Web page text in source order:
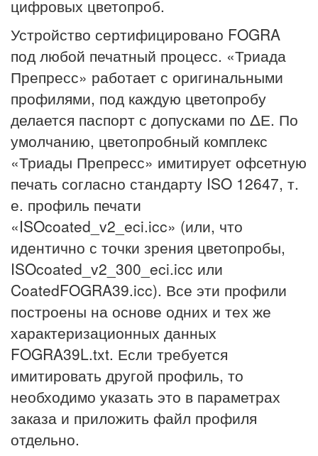
цифровых цветопроб.
Устройство сертифицировано FOGRA
под любой печатный процесс. «Триада
Препресс» работает с оригинальными
профилями, под каждую цветопробу
делается паспорт с допусками по ΔЕ. По
умолчанию, цветопробный комплекс
«Триады Препресс» имитирует офсетную
печать согласно стандарту ISO 12647, т.
е. профиль печати
«ISOcoated_v2_eci.icc» (или, что
идентично с точки зрения цветопробы,
ISOcoated_v2_300_eci.icc или
CoatedFOGRA39.icc). Все эти профили
построены на основе одних и тех же
характеризационных данных
FOGRA39L.txt. Если требуется
имитировать другой профиль, то
необходимо указать это в параметрах
заказа и приложить файл профиля
отдельно.